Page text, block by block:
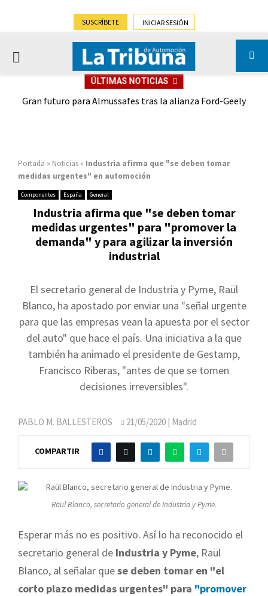
SUSCRÍBETE INICIAR SESIÓN
PRIMARY
ÚLTIMAS NOTICIAS
Gran futuro para Almussafes tras la alianza Ford-Geely
Portada » Noticias » Industria afirma que "se deben tomar
medidas urgentes" en automoción
Componentes España General
Industria afirma que "se deben tomar
medidas urgentes" para "promover la
demanda" y para agilizar la inversión
industrial
El secretario general de Industria y Pyme, Raül
Blanco, ha apostado por enviar una "señal urgente
para que las empresas vean la apuesta por el sector
del auto" que hace el país. Una iniciativa a la que
también ha animado el presidente de Gestamp,
Francisco Riberas, "antes de que se tomen
decisiones irreversibles".
PABLO M. BALLESTEROS 21/05/2020 | Madrid
COMPARTIR
Raül Blanco, secretario general de Industria y Pyme.
Esperar más no es positivo. Así lo ha reconocido el
secretario general de Industria y Pyme, Raül
Blanco, al señalar quese deben tomar en "el
corto plazo medidas urgentes" para "promover